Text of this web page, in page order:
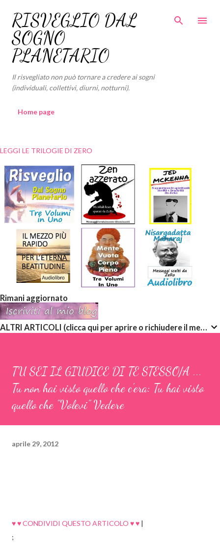
Passa ai contenuti principali
RISVEGLIO DAL
SOGNO
PLANETARIO
Il risvegliato non può tornare a credere ai sogni
(individuali, collettivi, diurni, notturni).
Home page
LEGGI LE TRILOGIE DI ZERO
Rimani aggiornato
ALTRI ARTICOLI (clicca qui per aprire o richiudere il menù a discesa)
TU SEI IL GIUDICE DI TE STESSO/A ...
Tu non hai visto quello che c'era: Tu hai visto
quello che "Volevi" Vedere
aprile 29, 2012
♥ ♥ CONDIVIDI QUESTO ARTICOLO ♥ ♥ |
;